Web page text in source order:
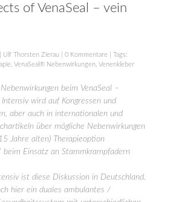
of VenaSeal – vein
Ulf Thorsten Zierau 0 Kommentare | Tags:
, VenaSeal® Nebenwirkungen, Venenkleber
beim VenaSeal –
Intensiv wird auf Kongressen und
aber auch in internationalen und
über mögliche Nebenwirkungen
Jahre alten) Therapieoption
beim Einsatz an Stammkrampfadern
ist diese Diskussion in Deutschland.
hier ein duales ambulantes /